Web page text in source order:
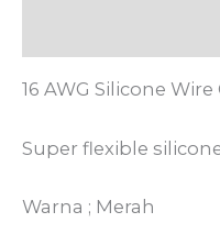
16 AWG Silicone
Super flexible
Warna ; Merah